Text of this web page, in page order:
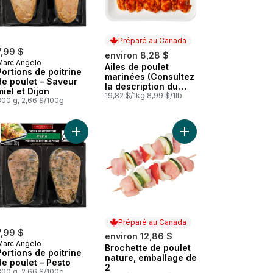
$
Angelo
de poitrine
poulet – Saveur
et Dijon
g, 2,66 $/100g
Préparé au Canada
environ 8,28 $
Préparé au Canada
Ailes de poulet
marinées (Consultez
la description du
produit pour les
19,82 $/1kg 8,99 $/1lb
panierThaïlandais | Saveur Miel Épicé au panier
De Poulet Entièrement Cuits Habanero Pêche au panier
$
Angelo
de poitrine
poulet – Pesto
Ajouter Portions de poitrine de poulet – Pesto
Préparé au Canada
environ 12,86 $
Préparé au Canada
Brochette de poulet
nature, emballage de
2
Ajouter Brochette de